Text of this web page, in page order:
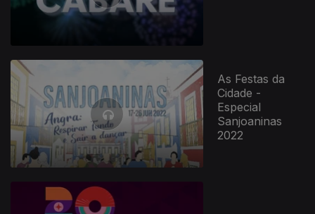
As Festas da
Cidade -
Especial
Sanjoaninas
2022